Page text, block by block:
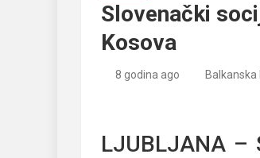
Slovenački
Kosova
8 godina ago Balkanska
LJUBLJANA –